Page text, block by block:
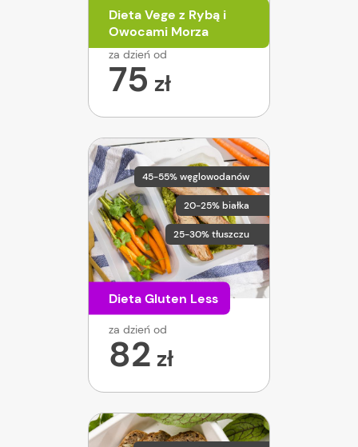
Dieta Vege z Rybą i
Owocami Morza
za dzień od
75 zł
45-55% węglowodanów
20-25% białka
25-30% tłuszczu
Dieta Gluten Less
za dzień od
82 zł